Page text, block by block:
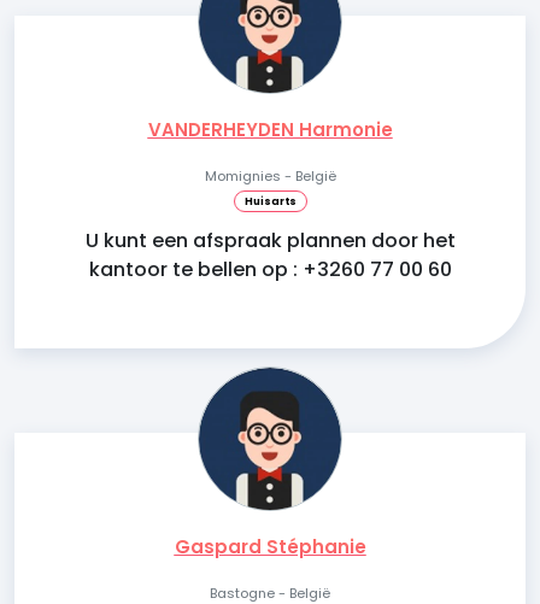
VANDERHEYDEN Harmonie
Momignies - België
Huisarts
U kunt een afspraak plannen door het
kantoor te bellen op : +3260 77 00 60
Gaspard Stéphanie
Bastogne - België